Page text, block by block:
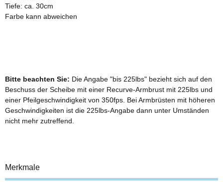
Tiefe: ca. 30cm
Farbe kann abweichen
Bitte beachten Sie: Die Angabe "bis 225lbs" bezieht sich auf den
Beschuss der Scheibe mit einer Recurve-Armbrust mit 225lbs und
einer Pfeilgeschwindigkeit von 350fps. Bei Armbrüsten mit höheren
Geschwindigkeiten ist die 225lbs-Angabe dann unter Umständen
nicht mehr zutreffend.
Merkmale